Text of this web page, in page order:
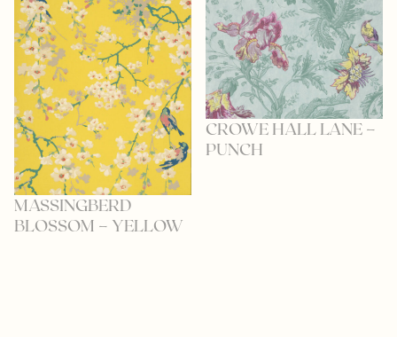
MASSINGBERD
BLOSSOM – YELLOW
CROWE HALL LANE –
PUNCH